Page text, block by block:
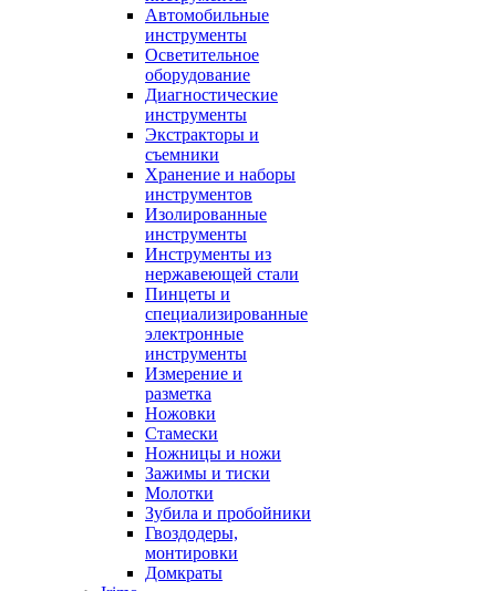
Автомобильные
инструменты
Осветительное
оборудование
Диагностические
инструменты
Экстракторы и
съемники
Хранение и наборы
инструментов
Изолированные
инструменты
Инструменты из
нержавеющей стали
Пинцеты и
специализированные
электронные
инструменты
Измерение и
разметка
Ножовки
Стамески
Ножницы и ножи
Зажимы и тиски
Молотки
Зубила и пробойники
Гвоздодеры,
монтировки
Домкраты